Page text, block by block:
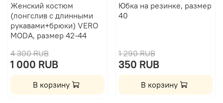
Женский костюм
(лонгслив с длинными
рукавами+брюки) VERO
MODA, размер 42-44
4 300 RUB
1 000 RUB
В корзину
Юбка на резинке, размер
40
1 290 RUB
350 RUB
В корзину